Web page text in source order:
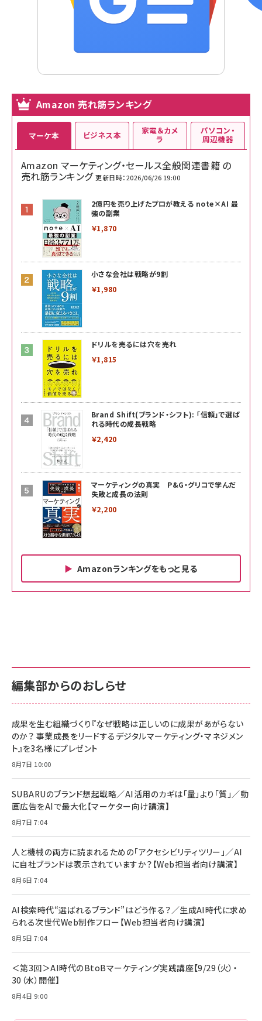
Amazon 売れ筋ランキング
マーケ本
Amazon マーケティング・セールス全般関連書籍 の
売れ筋ランキング 更新日時：2026/06/26 19:00
2億円を売り上げたプロが教える note×AI 最
強の副業
￥1,870
小さな会社は戦略が9割
￥1,980
ドリルを売るには穴を売れ
￥1,815
Brand Shift(ブランド・シフト): 「信頼」で選ば
れる時代の成長戦略
￥2,420
マーケティングの真実 P&G・グリコで学んだ
失敗と成長の法則
￥2,200
Amazonランキングをもっと見る
ビジネス本
￥880
anan(アンアン)2026/06/24号 No.2500増刊
スペシャルエディション[王道エンタメの矜持／
￥1,100
anan(アンアン)2026/07/08号 No.2502[2026
￥880
ママ投資家が育休中に１億貯めた株式投資
組織の成果を最大化する ルールのデザイン
￥1,980
Amazonランキングをもっと見る
家電＆カメ
ラ
サポート正規品 メーカー保証5年 KLMEA128G
NIMASO ガラスフィルム iPhone 17 用 保護フィ
すい ガイド枠付き いPhone17 (6.3インチ) 対応
2枚セット DSP25F1698
￥1,599
￥6,980
全ワイヤレスイヤホン/アクティブノイズキャンセリ
技術基準適合】ブラック
￥5,990
ケーブル Anker絡まないケーブル 240W 結束バン
ド付き USB PD対応 シリコン素材採用 iPhone
17 / 16 / 15 / Galaxy iPad Pro MacBook
Pro/Air 各種対応 (1.8m ミッドナイトブラック)
￥1,890
パソコン・
周辺機器
サポート正規品 メーカー保証5年 KLMEA128G
Amazon eギフトカード - Amazonロゴ - クラ
￥5,000
Anker PowerLine III Flow USB-C & USB-C
Pro/Air 各種対応 (1.8m ミッドナイトブラック)
￥1,890
サッポロ 生ビール 黒ラベル 350ml 缶 24本 ビー
ル ケース買い【6/30応募〆切! 黒ラベルビヤセラー
￥4,857
編集部からのおしらせ
成果を生む組織づくり『なぜ戦略は正しいのに成果があがらない
のか？ 事業成長をリードするデジタルマーケティング・マネジメン
ト』を3名様にプレゼント
8月7日 10:00
SUBARUのブランド想起戦略／AI活用のカギは「量」より「質」／動
画広告をAIで最大化【マーケター向け講演】
8月7日 7:04
人と機械の両方に読まれるための「アクセシビリティツリー」／AI
に自社ブランドは表示されていますか？【Web担当者向け講演】
8月6日 7:04
AI検索時代“選ばれるブランド”はどう作る？／生成AI時代に求め
られる次世代Web制作フロー【Web担当者向け講演】
8月5日 7:04
＜第3回＞AI時代のBtoBマーケティング実践講座【9/29（火）・
30（水）開催】
8月4日 9:00